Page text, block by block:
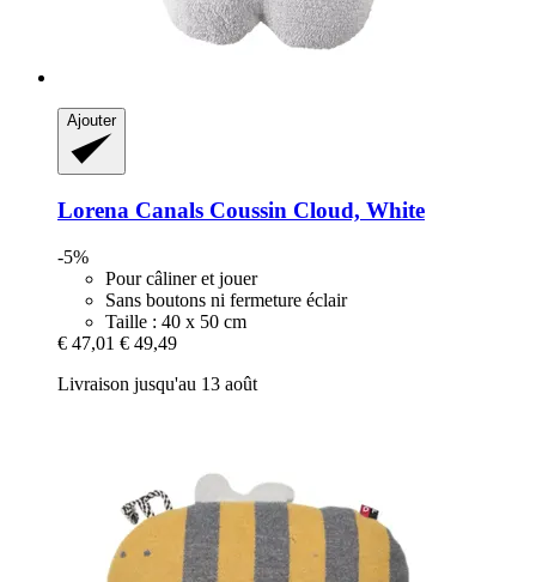
Ajouter
Lorena Canals Coussin Cloud, White
-5%
Pour câliner et jouer
Sans boutons ni fermeture éclair
Taille : 40 x 50 cm
€ 47,01 € 49,49
Livraison jusqu'au 13 août